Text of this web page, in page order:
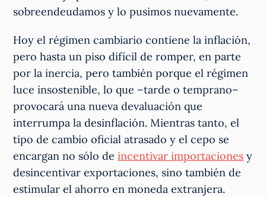
sobreendeudamos y lo pusimos nuevamente.
Hoy el régimen cambiario contiene la inflación,
pero hasta un piso difícil de romper, en parte
por la inercia, pero también porque el régimen
luce insostenible, lo que –tarde o temprano–
provocará una nueva devaluación que
interrumpa la desinflación. Mientras tanto, el
tipo de cambio oficial atrasado y el cepo se
encargan no sólo deincentivar importaciones y
desincentivar exportaciones, sino también de
estimular el ahorro en moneda extranjera.